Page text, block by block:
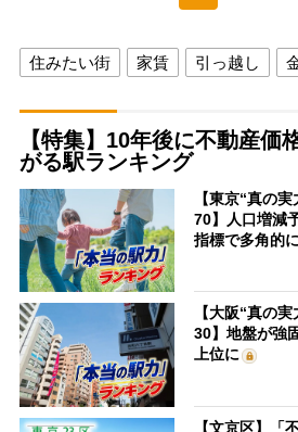
住みたい街 家賃 引っ越し
【特集】10年後に不動産価
がる駅ランキング
【東京“真の
70】人口増減
指標で多角的
【大阪“真の
30】地盤が強
上位に
【文京区】「